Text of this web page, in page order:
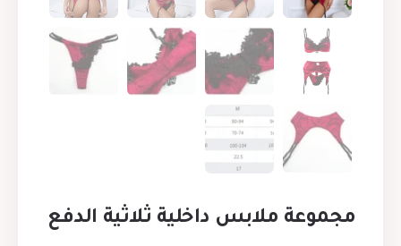
مجموعة ملابس داخلية ثلاثية الدفع